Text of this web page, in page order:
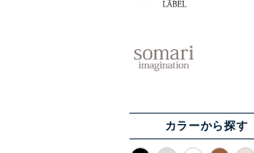
カラーから探す